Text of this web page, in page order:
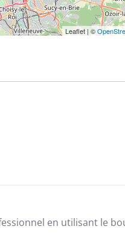
Leaflet | ©
en utilisant le